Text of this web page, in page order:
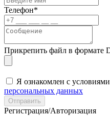
Телефон*
Прикрепить файл в формате
Я ознакомлен с условиями
персональных данных
Отправить
Регистрация/Авторизация